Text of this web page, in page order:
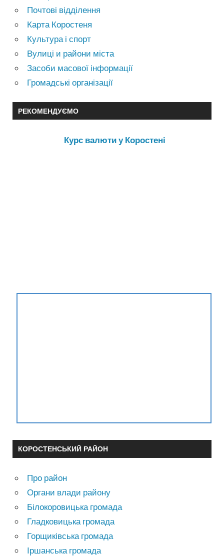
Почтові відділення
Карта Коростеня
Культура і спорт
Вулиці и райони міста
Засоби масової інформації
Громадські організації
РЕКОМЕНДУЄМО
Курс валюти у Коростені
КОРОСТЕНСЬКИЙ РАЙОН
Про район
Органи влади району
Білокоровицька громада
Гладковицька громада
Горщиківська громада
Іршанська громада